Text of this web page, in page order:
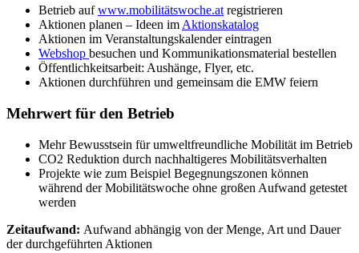
Betrieb aufwww.mobilitätswoche.at registrieren
Aktionen planen – Ideen im Aktionskatalog
Aktionen im Veranstaltungskalender eintragen
Webshop besuchen und Kommunikationsmaterial bestellen
Öffentlichkeitsarbeit: Aushänge, Flyer, etc.
Aktionen durchführen und gemeinsam die EMW feiern
Mehrwert für den Betrieb
Mehr Bewusstsein für umweltfreundliche Mobilität im Betrieb
CO2 Reduktion durch nachhaltigeres Mobilitätsverhalten
Projekte wie zum Beispiel Begegnungszonen können
während der Mobilitätswoche ohne großen Aufwand getestet
werden
Zeitaufwand: Aufwand abhängig von der Menge, Art und Dauer
der durchgeführten Aktionen